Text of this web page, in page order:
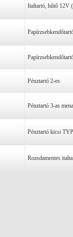
Italtartó, hűtő 12V
Pénztartó 2-es
Pénztartó 3-as
Pénztartó kicsi
Rozsdamentes